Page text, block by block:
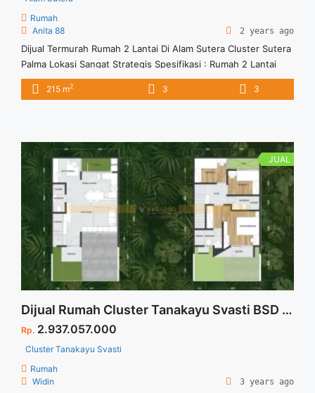
Rumah
Anita 88
2 years ago
Dijual Termurah Rumah 2 Lantai Di Alam Sutera Cluster Sutera
Palma Lokasi Sangat Strategis Spesifikasi : Rumah 2 Lantai
Cluster Sutera Palma Luas Tanah : 300 sqm Luas Bangunan :
215 sqm Bedroom : 3 Bathroom : 3 Harga Jual 6.5 M Harga
215 m2 3 3
JUAL
Dijual Rumah Cluster Tanakayu Svasti BSD City
Rp. 2.937.057.000
Cluster Tanakayu Svasti
Rumah
Widin
3 years ago